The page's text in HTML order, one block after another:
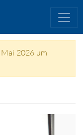
2026 um